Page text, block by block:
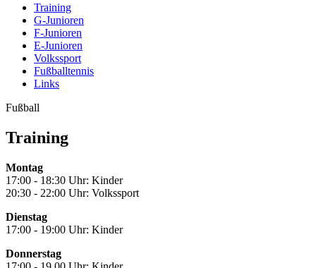
Training
G-Junioren
F-Junioren
E-Junioren
Volkssport
Fußballtennis
Links
Fußball
Training
Montag
17:00 - 18:30 Uhr: Kinder
20:30 - 22:00 Uhr: Volkssport
Dienstag
17:00 - 19:00 Uhr: Kinder
Donnerstag